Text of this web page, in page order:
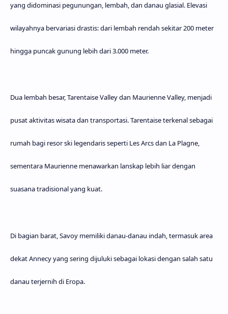
yang didominasi pegunungan, lembah, dan danau glasial. Elevasi
wilayahnya bervariasi drastis: dari lembah rendah sekitar 200 meter
hingga puncak gunung lebih dari 3.000 meter.
Dua lembah besar,Tarentaise Valleydan Maurienne Valley, menjadi
pusat aktivitas wisata dan transportasi. Tarentaise terkenal sebagai
rumah bagi resor ski legendaris seperti Les Arcs dan La Plagne,
sementara Maurienne menawarkan lanskap lebih liar dengan
suasana tradisional yang kuat.
Di bagian barat, Savoy memiliki danau-danau indah, termasuk area
dekatAnnecyyang sering dijuluki sebagai lokasi dengan salah satu
danau terjernih di Eropa.